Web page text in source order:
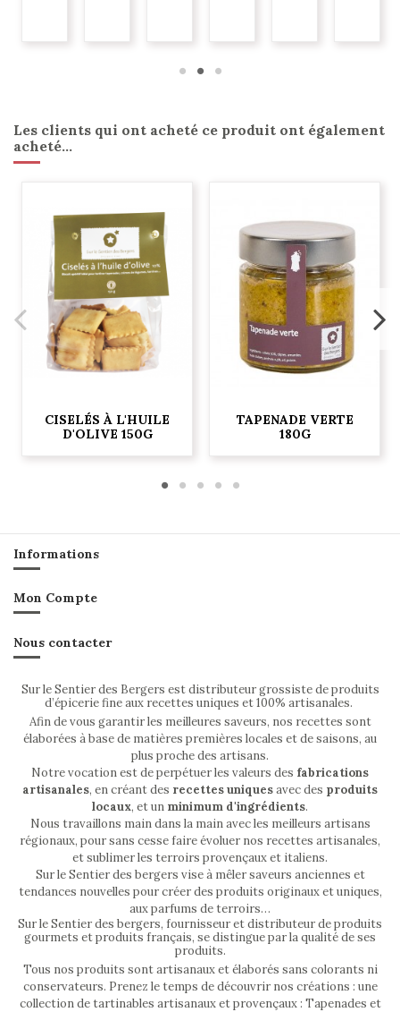
Les clients qui ont acheté ce produit ont également
acheté...
CISELÉS À L'HUILE
D'OLIVE 150G
TAPENADE VERTE
180G
Informations
Mon Compte
Nous contacter
Sur le Sentier des Bergers est distributeur grossiste de produits
d’épicerie fine aux recettes uniques et 100% artisanales.
Afin de vous garantir les meilleures saveurs, nos recettes sont
élaborées à base de matières premières locales et de saisons, au
plus proche des artisans.
Notre vocation est de perpétuer les valeurs des fabrications
artisanales, en créant des recettes uniquesavec des produits
locaux, et un minimum d'ingrédients.
Nous travaillons main dans la main avec les meilleurs artisans
régionaux, pour sans cesse faire évoluer nos recettes artisanales,
et sublimer les terroirs provençaux et italiens.
Sur le Sentier des bergers vise à mêler saveurs anciennes et
tendances nouvelles pour créer des produits originaux et uniques,
aux parfums de terroirs…
Sur le Sentier des bergers, fournisseur et distributeur de produits
gourmets et produits français, se distingue par la qualité de ses
produits.
Tous nos produits sont artisanaux et élaborés sans colorants ni
conservateurs. Prenez le temps de découvrir nos créations : une
collection de tartinables artisanaux et provençaux : Tapenades et